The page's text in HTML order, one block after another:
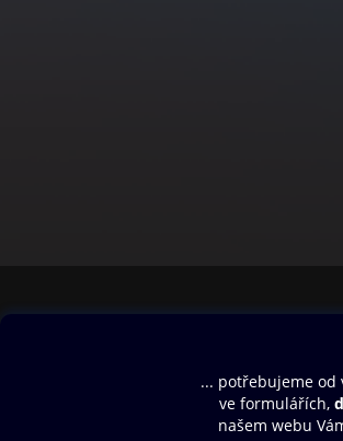
Aplikace a hry
SMS/MMS Info
Blog